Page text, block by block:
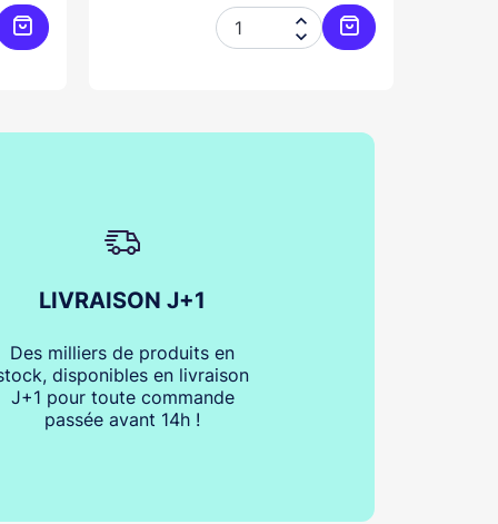
Ajouter au panier


Ajouter au panier
LIVRAISON J+1
Des milliers de produits en
disponibles en livraison
J+1 pour toute commande
passée avant 14h !